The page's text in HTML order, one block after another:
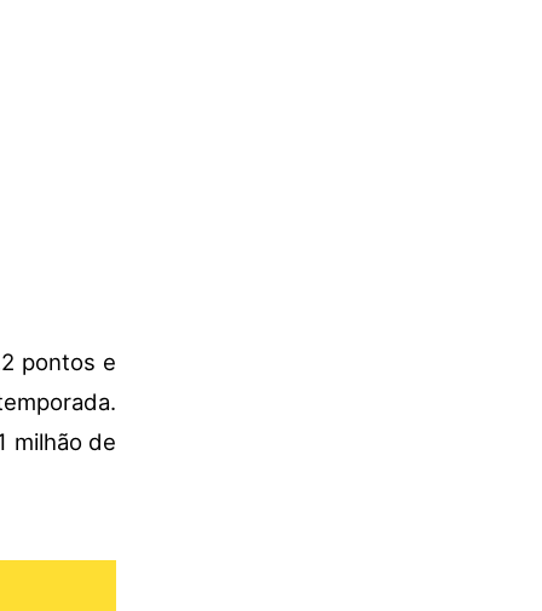
pontos e
milhão de